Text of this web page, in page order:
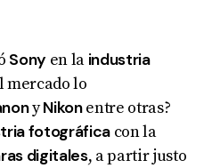
Sony en la industria
mercado lo
yNikonentre otras?
fotográficacon la
digitales, a partir justo